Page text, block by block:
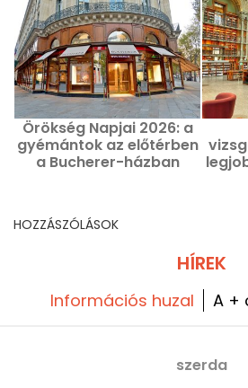
Örökség Napjai 2026: a
gyémántok az előtérben
a Bucherer-házban
HOZZÁSZÓLÁSOK
HÍREK
Információs huzal A +
szerda